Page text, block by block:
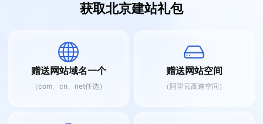
获取北京建站礼包
赠送网站域名一个
（com、cn、net任选）
赠送网站空间
（阿里云高速空间）